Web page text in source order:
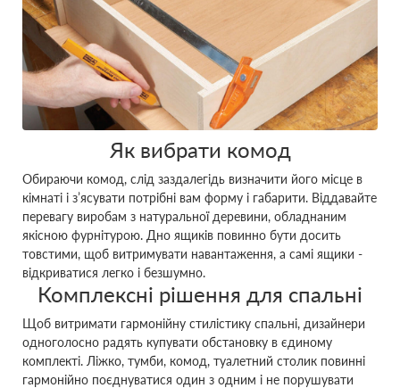
Як вибрати комод
Обираючи комод, слід заздалегідь визначити його місце в
кімнаті і з’ясувати потрібні вам форму і габарити. Віддавайте
перевагу виробам з натуральної деревини, обладнаним
якісною фурнітурою. Дно ящиків повинно бути досить
товстими, щоб витримувати навантаження, а самі ящики -
відкриватися легко і безшумно.
Комплексні рішення для спальні
Щоб витримати гармонійну стилістику спальні, дизайнери
одноголосно радять купувати обстановку в єдиному
комплекті. Ліжко, тумби, комод, туалетний столик повинні
гармонійно поєднуватися один з одним і не порушувати